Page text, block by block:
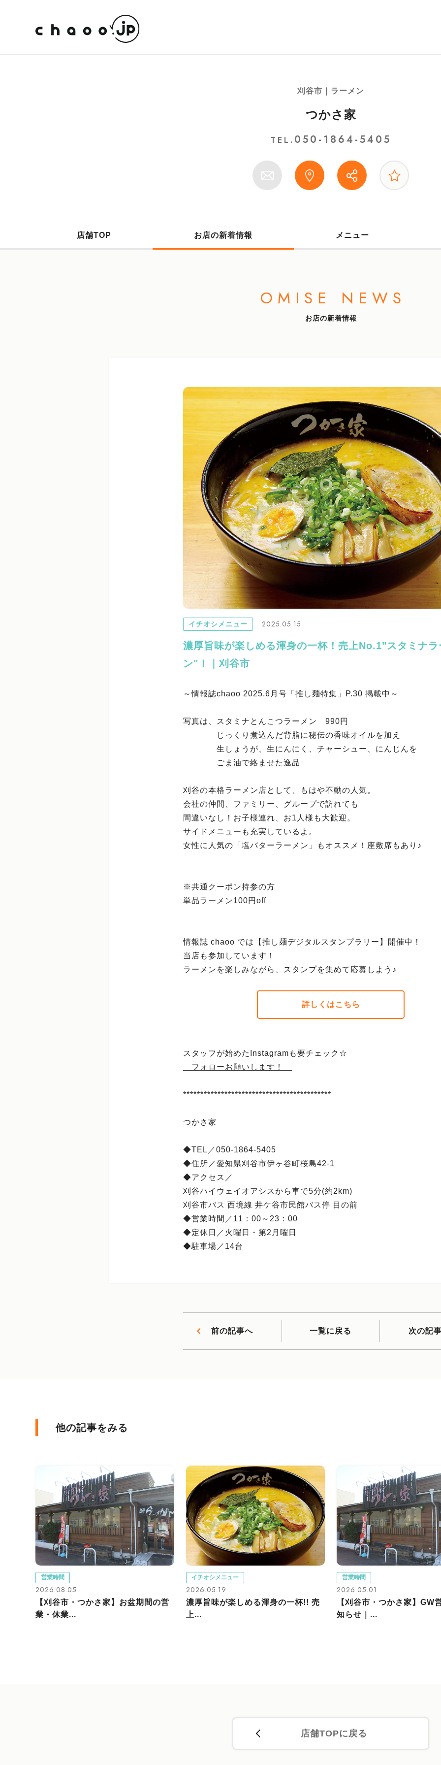
刈谷市｜ラーメン
つかさ家
TEL. 050-1864-5405
店舗TOP お店の新着情報 メニュー
OMISE NEWS
お店の新着情報
イチオシメニュー 2025.05.15
濃厚旨味が楽しめる渾身の一杯！売上No.1"スタミナラ
ン"！｜刈谷市
～情報誌chaoo 2025.6月号「推し麺特集」P.30 掲載中～
写真は、スタミナとんこつラーメン 990円
じっくり煮込んだ背脂に秘伝の香味オイルを加え
生しょうが、生にんにく、チャーシュー、にんじんを
ごま油で絡ませた逸品
刈谷の本格ラーメン店として、もはや不動の人気。
会社の仲間、ファミリー、グループで訪れても
間違いなし！お子様連れ、お1人様も大歓迎。
サイドメニューも充実しているよ。
女性に人気の「塩バターラーメン」もオススメ！座敷席もあり♪
※共通クーポン持参の方
単品ラーメン100円off
情報誌 chaoo では【推し麺デジタルスタンプラリー】開催中！
当店も参加しています！
ラーメンを楽しみながら、スタンプを集めて応募しよう♪
詳しくはこちら
スタッフが始めたInstagramも要チェック☆
フォローお願いします！
*******************************************
つかさ家
◆TEL／050-1864-5405
◆住所／愛知県刈谷市伊ヶ谷町桜島42-1
◆アクセス／
刈谷ハイウェイオアシスから車で5分(約2km)
刈谷市バス 西境線 井ケ谷市民館バス停 目の前
◆営業時間／11：00～23：00
◆定休日／火曜日・第2月曜日
◆駐車場／14台
前の記事へ 次の記
一覧に戻る
他の記事をみる
営業時間
2026.08.05
【刈谷市・つかさ家】お盆期間の営
業・休業...
イチオシメニュー
2026.05.19
濃厚旨味が楽しめる渾身の一杯!! 売
上...
営業時間
2026.05.01
【刈谷市・つかさ家】GW
知らせ｜...
店舗TOPに戻る